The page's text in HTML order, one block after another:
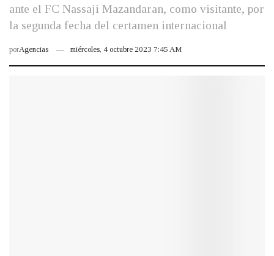
ante el FC Nassaji Mazandaran, como visitante, por
la segunda fecha del certamen internacional
porAgencias miércoles, 4 octubre 2023 7:45 AM